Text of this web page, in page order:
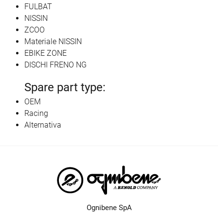
FULBAT
NISSIN
ZCOO
Materiale NISSIN
EBIKE ZONE
DISCHI FRENO NG
Spare part type:
OEM
Racing
Alternativa
Ognibene SpA